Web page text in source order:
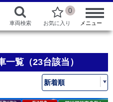
車両検索
0
お気に入り メニュー
覧（23台該当）